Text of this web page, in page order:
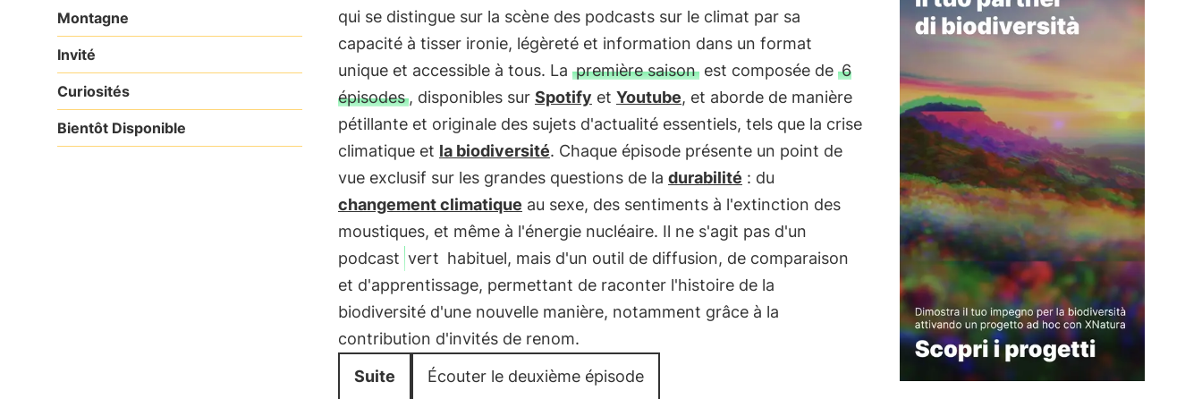
Montagne
Invité
Curiosités
Bientôt Disponible
qui se distingue sur la scène des podcasts sur le climat par sa
capacité à tisser ironie, légèreté et information dans un format
unique et accessible à tous. La première saisonest composée de 6
épisodes, disponibles sur Spotify et Youtube, et aborde de manière
pétillante et originale des sujets d'actualité essentiels, tels que la crise
climatique et la biodiversité. Chaque épisode présente un point de
vue exclusif sur les grandes questions de la durabilité : du
changement climatique au sexe, des sentiments à l'extinction des
moustiques, et même à l'énergie nucléaire. Il ne s'agit pas d'un
podcast vert habituel, mais d'un outil de diffusion, de comparaison
et d'apprentissage, permettant de raconter l'histoire de la
biodiversité d'une nouvelle manière, notamment grâce à la
contribution d'invités de renom.
Suite
Écouter le deuxième épisode